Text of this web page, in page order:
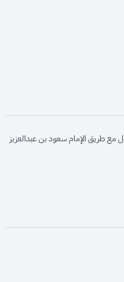
opens in new
مع طريق الإمام سعود بن عبدالعزيز
opens in
opens in new